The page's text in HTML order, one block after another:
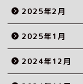
2025年2月
2025年1月
2024年12月